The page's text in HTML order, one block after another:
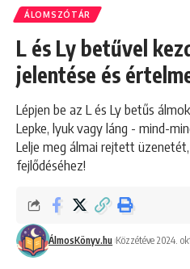
ÁLOMSZÓTÁR
L és Ly betűvel
jelentése és
Lépjen be az L és Ly betűs
Lepke, lyuk vagy láng - mind-
Lelje meg álmai rejtett
fejlődéséhez!
ÁlmosKönyv.hu Közzétéve 2024.